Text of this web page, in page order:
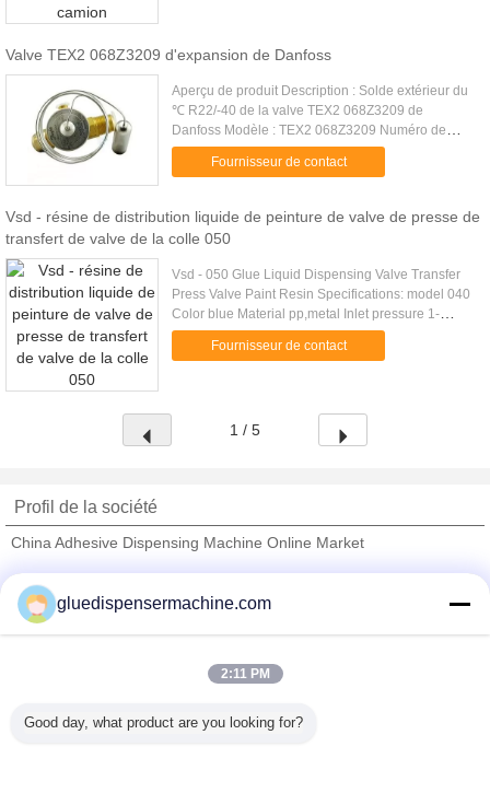
Valve TEX2 068Z3209 d'expansion de Danfoss
Aperçu de produit Description : Solde extérieur du
℃ R22/-40 de la valve TEX2 068Z3209 de
Danfoss Modèle : TEX2 068Z3209 Numéro de
commande : 068Z3209 Description de ventes :
Série TEX2 -40 | + de vis de × d...
Fournisseur de contact
Vsd - résine de distribution liquide de peinture de valve de presse de
transfert de valve de la colle 050
Vsd - 050 Glue Liquid Dispensing Valve Transfer
Press Valve Paint Resin Specifications: model 040
Color blue Material pp,metal Inlet pressure 1-
200bar Inlet size 1/8” npt(f) Operating Frequency
Fournisseur de contact
1 / 5
Profil de la société
China Adhesive Dispensing Machine Online Market
Trust Seal
Verified Suplier
Tous les produits
gluedispensermachine.com
2:11 PM
Good day, what product are you looking for?